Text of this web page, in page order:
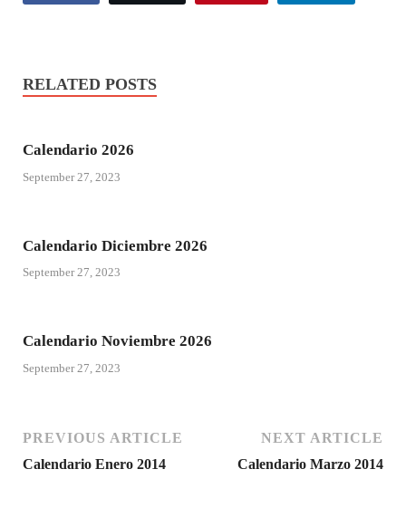
RELATED POSTS
Calendario 2026
September 27, 2023
Calendario Diciembre 2026
September 27, 2023
Calendario Noviembre 2026
September 27, 2023
PREVIOUS ARTICLE
Calendario Enero 2014
NEXT ARTICLE
Calendario Marzo 2014